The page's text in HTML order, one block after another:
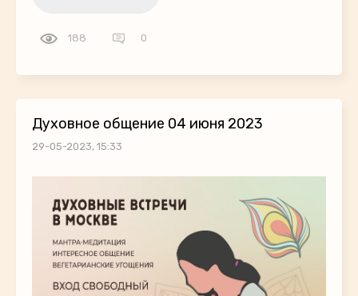
188 0
Духовное общение 04 июня 2023
29-05-2023, 15:33